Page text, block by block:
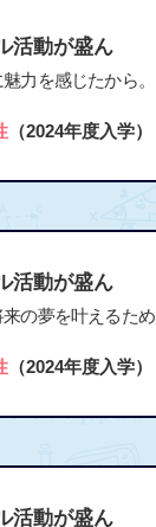
活動が盛ん
力を感じたから。
（2024年度入学）
活動が盛ん
の夢を叶えるため
（2024年度入学）
活動が盛ん